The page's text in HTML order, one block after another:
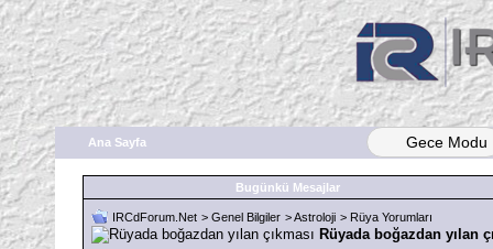
Ana Sayfa Gece Modu
Bugünkü Mesajlar
IRCdForum.Net > Genel Bilgiler >Astroloji > Rüya Yorumları
Rüyada boğazdan yılan